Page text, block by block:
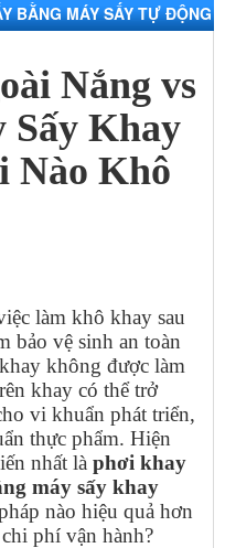
BẰNG MÁY SẤY TỰ ĐỘNG
Nắng vs
Sấy Khay
Nào Khô
làm khô khay sau
bảo vệ sinh an toàn
không được làm
khay có thể trở
vi khuẩn phát triển,
thực phẩm. Hiện
nhất là phơi khay
máy sấy khay
nào hiệu quả hơn
phí vận hành?